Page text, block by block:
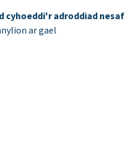
cyhoeddi'r adroddiad nesaf
ar gael